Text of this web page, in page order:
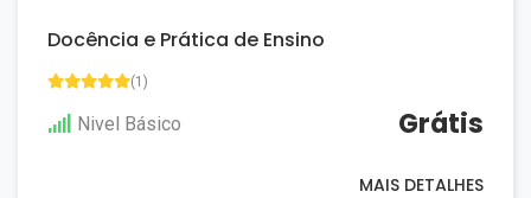
Docência e Prática de Ensino
(1)
Nivel Básico Grátis
MAIS DETALHES